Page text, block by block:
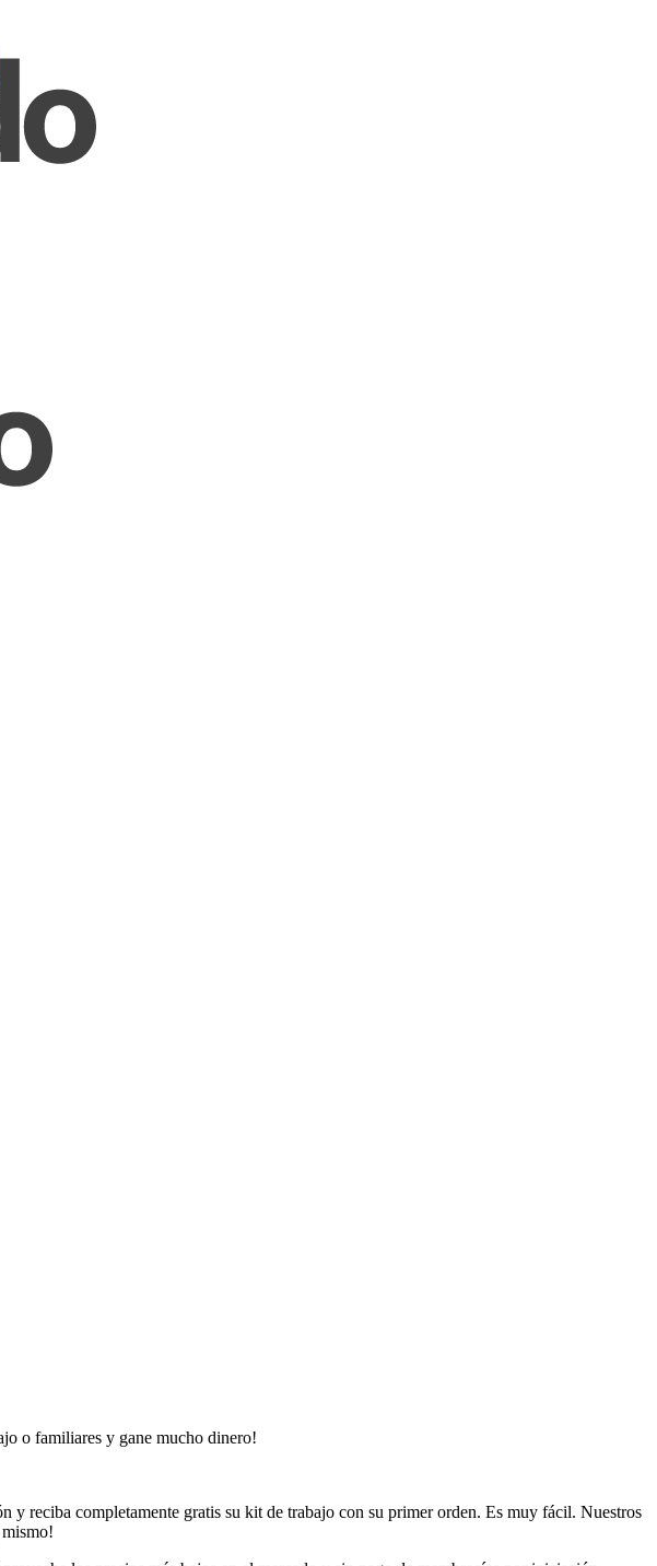
o familiares y gane mucho dinero!
reciba completamente gratis su kit de trabajo con su primer orden. Es muy fácil. Nuestros